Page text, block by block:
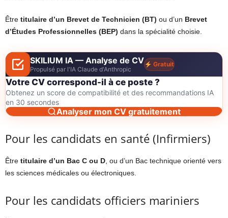
Être titulaire d’un Brevet de Technicien (BT) ou d’un Brevet
d’Études Professionnelles (BEP) dans la spécialité choisie.
SKILIUM IA — Analyse de CV
Propulsé par l'IA Claude d'Anthropic
Gratuit
Votre CV correspond-il à ce poste ?
Obtenez un score de compatibilité et des recommandations IA
en 30 secondes
Analyser mon CV gratuitement
Pour les candidats en santé (Infirmiers)
Être titulaire d’un Bac C ou D, ou d’un Bac technique orienté vers
les sciences médicales ou électroniques.
Pour les candidats officiers mariniers